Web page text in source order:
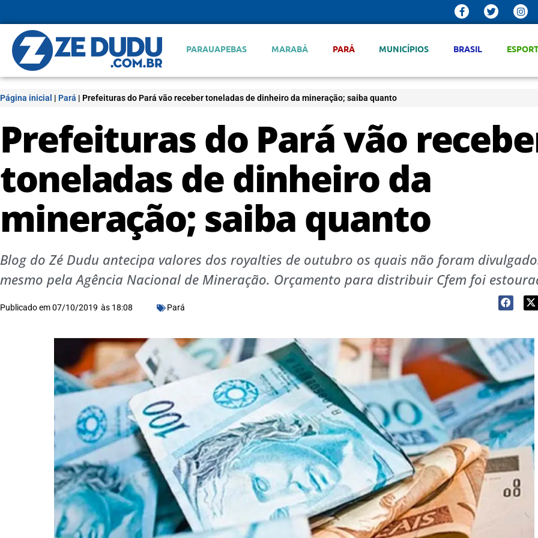
PARAUAPEBAS MARABÁ PARÁ MUNICÍPIOS BRASIL
Página inicial | Pará | Prefeituras do Pará vão receber toneladas de dinheiro da mineração; saiba quanto
Prefeituras do Pará vão
toneladas de dinheiro da
mineração; saiba quanto
Blog do Zé Dudu antecipa valores dos royalties de outubro os quais não foram
mesmo pela Agência Nacional de Mineração. Orçamento para distribuir Cfem foi
Publicado em07/10/2019 às 18:08 Pará